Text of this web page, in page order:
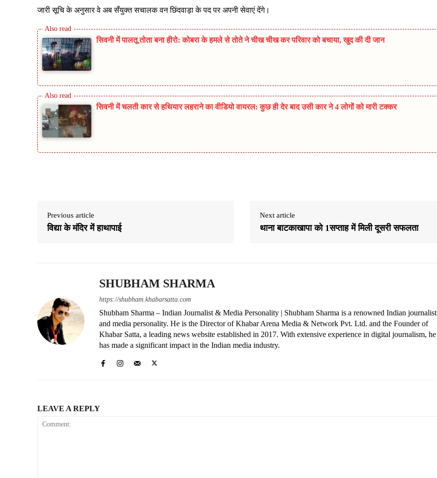
जारी सूचि के अनुसार वे अब सँयुक्त सचालक वन छिंदवाड़ा के पद पर अपनी सेवाएं देंगे।
सिवनी में पालतू तोता बना हीरो: कोबरा के हमले से तोते ने चीख चीख कर परिवार को बचाया, खुद की दी जान
सिवनी में चलती कार से हथियार लहराने का वीडियो वायरल: कुछ ही देर बाद उसी कार ने 4 लोगों को मारी टक्कर
Previous article
विद्या के मंदिर में हाथापाई
Next article
थाना बाटकाखापा को 1सप्ताह में मिली दूसरी सफलता
SHUBHAM SHARMA
https://shubham.khabarsatta.com
Shubham Sharma – Indian Journalist & Media Personality | Shubham Sharma is a renowned Indian journalist
and media personality. He is the Director of Khabar Arena Media & Network Pvt. Ltd. and the Founder of
Khabar Satta, a leading news website established in 2017. With extensive experience in digital journalism, he
has made a significant impact in the Indian media industry.
LEAVE A REPLY